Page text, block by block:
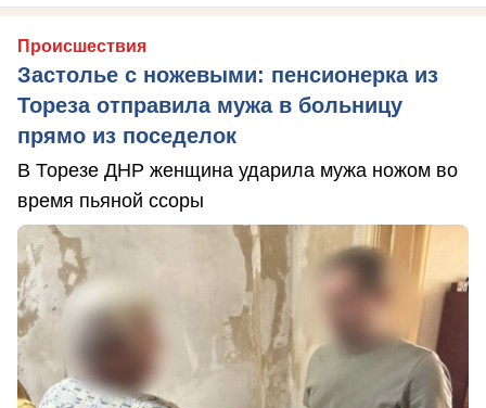
Происшествия
Застолье с ножевыми: пенсионерка из
Тореза отправила мужа в больницу
прямо из поседелок
В Торезе ДНР женщина ударила мужа ножом во
время пьяной ссоры